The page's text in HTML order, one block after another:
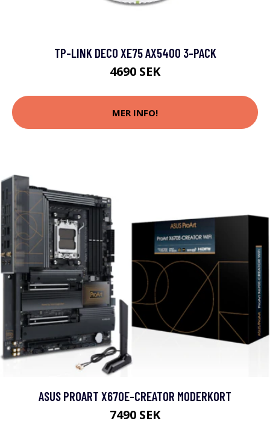
TP-LINK DECO XE75 AX5400 3-PACK
4690 SEK
MER INFO!
ASUS PROART X670E-CREATOR MODERKORT
7490 SEK